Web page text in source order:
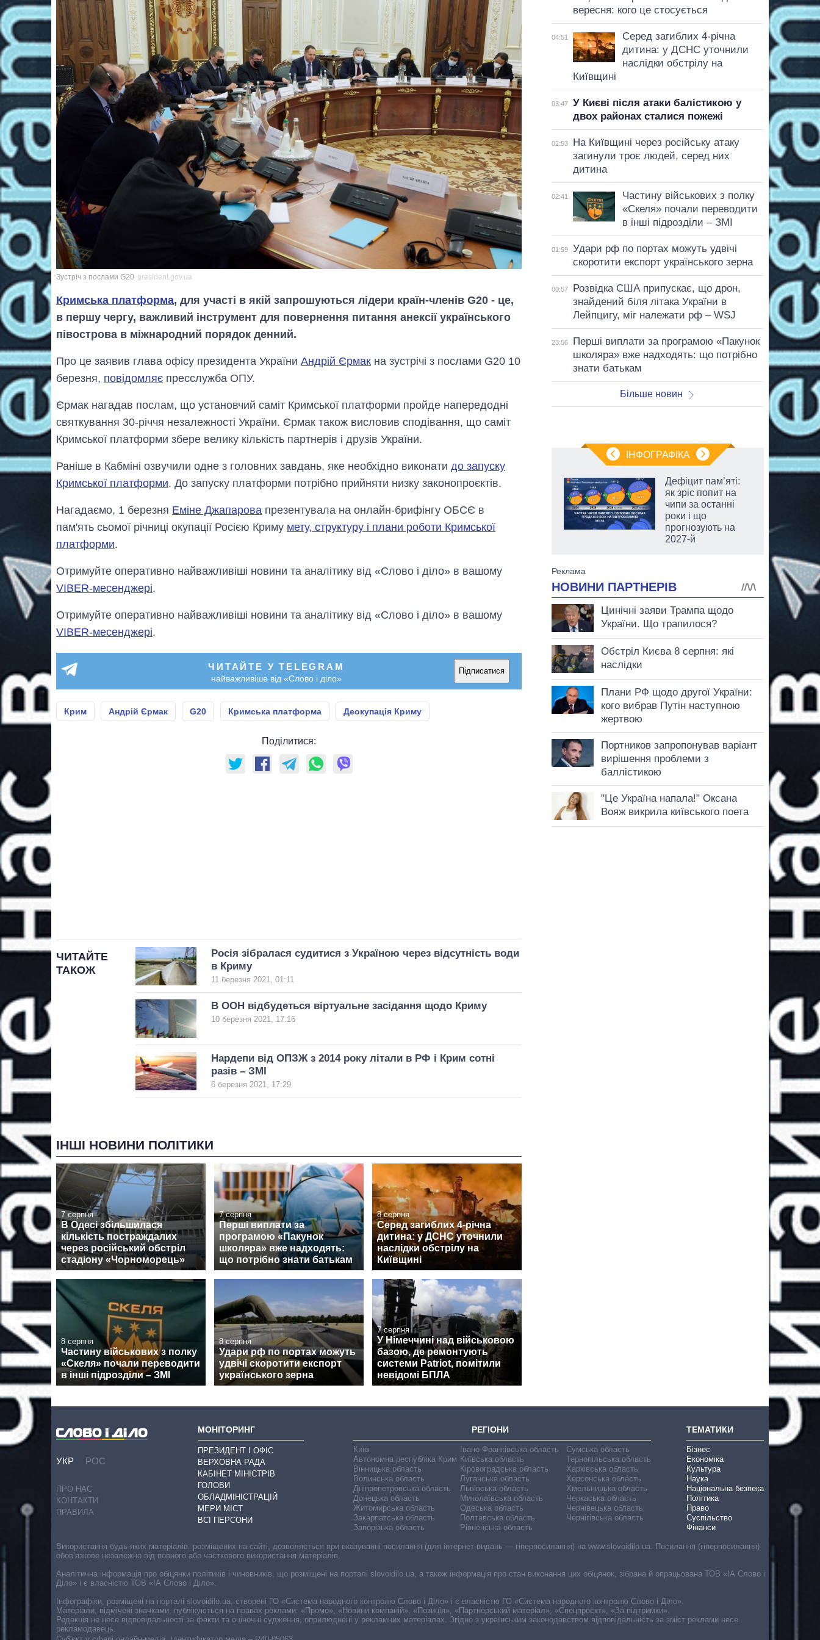
Зустріч з послами G20 president.gov.ua
Кримська платформа, для участі в якій запрошуються лідери країн-членів G20 - це,
в першу чергу, важливий інструмент для повернення питання анексії українського
півострова в міжнародний порядок денний.
Про це заявив глава офісу президента України Андрій Єрмак на зустрічі з послами G20 10
березня, повідомляє пресслужба ОПУ.
Єрмак нагадав послам, що установчий саміт Кримської платформи пройде напередодні
святкування 30-річчя незалежності України. Єрмак також висловив сподівання, що саміт
Кримської платформи збере велику кількість партнерів і друзів України.
Раніше в Кабміні озвучили одне з головних завдань, яке необхідно виконати до запуску
Кримської платформи. До запуску платформи потрібно прийняти низку законопроєктів.
Нагадаємо, 1 березня Еміне Джапарова презентувала на онлайн-брифінгу ОБСЄ в
пам'ять сьомої річниці окупації Росією Криму мету, структуру і плани роботи Кримської
платформи.
Отримуйте оперативно найважливіші новини та аналітику від «Слово і діло» в вашому
VIBER-месенджері.
Отримуйте оперативно найважливіші новини та аналітику від «Слово і діло» в вашому
VIBER-месенджері.
ЧИТАЙТЕ У TELEGRAM
найважливіше від «Слово і діло»
Підписатися
Крим Андрій Єрмак G20 Кримська платформа Деокупація Криму
Поділитися:
ЧИТАЙТЕ
ТАКОЖ
Росія зібралася судитися з Україною через відсутність води
в Криму
11 березня 2021, 01:11
В ООН відбудеться віртуальне засідання щодо Криму
10 березня 2021, 17:16
Нардепи від ОПЗЖ з 2014 року літали в РФ і Крим сотні
разів – ЗМІ
6 березня 2021, 17:29
ІНШІ НОВИНИ ПОЛІТИКИ
7 серпня
В Одесі збільшилася
кількість постраждалих
через російський обстріл
стадіону «Чорноморець»
7 серпня
Перші виплати за
програмою «Пакунок
школяра» вже надходять:
що потрібно знати батькам
8 серпня
Серед загиблих 4-річна
дитина: у ДСНС уточнили
наслідки обстрілу на
Київщині
8 серпня
Частину військових з полку
«Скеля» почали переводити
в інші підрозділи – ЗМІ
8 серпня
Удари рф по портах можуть
удвічі скоротити експорт
українського зерна
7 серпня
У Німеччині над військовою
базою, де ремонтують
системи Patriot, помітили
невідомі БПЛА
вересня: кого це стосується
04:51
Серед загиблих 4-річна
дитина: у ДСНС уточнили
наслідки обстрілу на
Київщині
03:47
У Києві після атаки балістикою у
двох районах сталися пожежі
02:53
На Київщині через російську атаку
загинули троє людей, серед них
дитина
02:41
Частину військових з полку
«Скеля» почали переводити
в інші підрозділи – ЗМІ
01:59
Удари рф по портах можуть удвічі
скоротити експорт українського зерна
00:57
Розвідка США припускає, що дрон,
знайдений біля літака України в
Лейпцигу, міг належати рф – WSJ
23:56
Перші виплати за програмою «Пакунок
школяра» вже надходять: що потрібно
знати батькам
Більше новин
ІНФОГРАФІКА
Вісім масованих
ударів по Україні
за літо: Київ та
область стали
головною ціллю
Дефіцит пам’яті:
як зріс попит на
чипи за останні
роки і що
прогнозують на
2027-й
УКР РОС
ПРО НАС
КОНТАКТИ
ПРАВИЛА
МОНІТОРИНГ
ПРЕЗИДЕНТ І ОФІС
ВЕРХОВНА РАДА
КАБІНЕТ МІНІСТРІВ
ГОЛОВИ
ОБЛАДМІНІСТРАЦІЙ
МЕРИ МІСТ
ВСІ ПЕРСОНИ
РЕГІОНИ
Київ
Автономна республіка Крим
Вінницька область
Волинська область
Дніпропетровська область
Донецька область
Житомирська область
Закарпатська область
Запорізька область
Івано-Франківська область
Київська область
Кіровоградська область
Луганська область
Львівська область
Миколаївська область
Одеська область
Полтавська область
Рівненська область
Сумська область
Тернопільська область
Харківська область
Херсонська область
Хмельницька область
Черкаська область
Чернівецька область
Чернігівська область
ТЕМАТИКИ
Бізнес
Економіка
Культура
Наука
Національна безпека
Політика
Право
Суспільство
Фінанси
Використання будь-яких матеріалів, розміщених на сайті, дозволяється при вказуванні посилання (для інтернет-видань — гіперпосилання) на www.slovoidilo.ua. Посилання (гіперпосилання)
обов’язкове незалежно від повного або часткового використання матеріалів.
Аналітична інформація про обіцянки політиків і чиновників, що розміщені на порталі slovoidilo.ua, а також інформація про стан виконання цих обіцянок, зібрана й опрацьована ТОВ «ІА Слово і
Діло» і є власністю ТОВ «ІА Слово і Діло».
Інфографіки, розміщені на порталі slovoidilo.ua, створені ГО «Система народного контролю Слово і Діло» і є власністю ГО «Система народного контролю Слово і Діло».
Матеріали, відмічені значками, публікуються на правах реклами: «Промо», «Новини компаній», «Позиція», «Партнерський матеріал», «Спецпроєкт», «За підтримки».
Редакція не несе відповідальності за факти та оціночні судження, оприлюднені у рекламних матеріалах. Згідно з українським законодавством відповідальність за зміст реклами несе
рекламодавець.